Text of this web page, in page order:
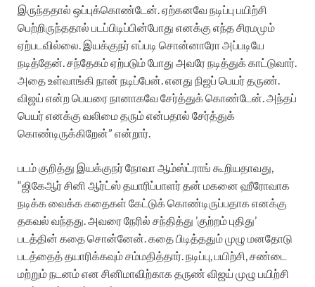
இருந்ததால் ஒப்புக்கொண்டேன். ஏற்கனவே நடிப்பு பயிற்சி
பெற்றிருந்ததால் படப்பிடிப்பின்போது எனக்கு எந்த சிரமமும்
ஏற்படவில்லை. இயக்குநர் எப்படி சொன்னாரோ அப்படியே
நடித்தேன். சந்தேகம் ஏற்படும் போது அவரே நடித்துக் காட்டுவார்.
அதை உள்வாங்கி நான் நடிப்பேன். எனது நிஜப் பெயர் தருண்.
விஜய் என்ற பெயரை நானாகவே சேர்த்துக் கொண்டேன். அந்தப்
பெயர் எனக்கு வலிமை தரும் என்பதால் சேர்த்துக்
கொண்டிருக்கிறேன்” என்றார்.
படம் குறித்து இயக்குநர் நோவா ஆம்ஸ்ட்ராங் கூறியதாவது,
“ஜிகேஆர் சினி ஆர்ட்ஸ் தயாரிப்பாளர் தன் மகனை ஹீரோவாக
நடிக்க வைக்க கதைகள் கேட்டுக் கொண்டிருப்பதாக எனக்கு
தகவல் வந்தது. அவரை நேரில் சந்தித்து ’குற்றம் புதிது’
படத்தின் கதை சொன்னேன். கதை பிடித்ததும் முழு மனதோடு
படத்தைத் தயாரிக்கவும் சம்மதித்தார். நடிப்பு, பயிற்சி, சண்டை
மற்றும் நடனம் என சினிமாவிற்காக தருண் விஜய் முழு பயிற்சி